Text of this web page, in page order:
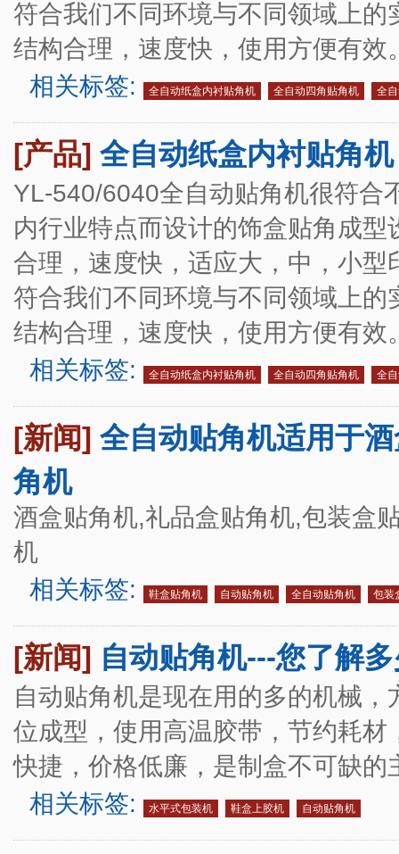
符合我们不同环境与不同领域上
结构合理，速度快，使用方便有效
相关标签:
全自动纸盒内衬贴角机 全自动四角贴角机 全
[产品] 全自动纸盒内衬贴角机
YL-540/6040全自动贴角机很符合
内行业特点而设计的饰盒贴角成
合理，速度快，适应大，中，小
符合我们不同环境与不同领域上
结构合理，速度快，使用方便有效
相关标签:
全自动纸盒内衬贴角机 全自动四角贴角机 全
[新闻] 全自动贴角机适用于
角机
酒盒贴角机,礼品盒贴角机,包装盒
机
相关标签:
鞋盒贴角机 自动贴角机 全自动贴角机 包装
[新闻] 自动贴角机---您了解
自动贴角机是现在用的多的机械
位成型，使用高温胶带，节约耗
快捷，价格低廉，是制盒不可缺的
相关标签:
水平式包装机 鞋盒上胶机 自动贴角机